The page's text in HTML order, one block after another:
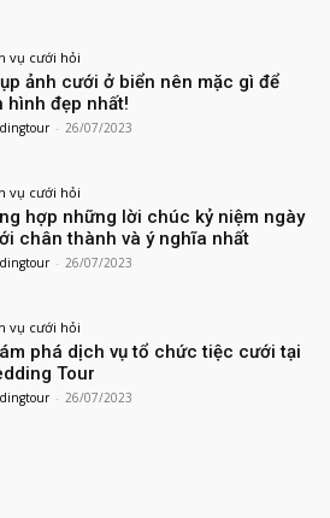
vụ cưới hỏi
ảnh cưới ở biển nên mặc gì để
hình đẹp nhất!
- 26/07/2023
vụ cưới hỏi
hợp những lời chúc kỷ niệm ngày
chân thành và ý nghĩa nhất
- 26/07/2023
vụ cưới hỏi
phá dịch vụ tổ chức tiệc cưới tại
Tour
- 26/07/2023